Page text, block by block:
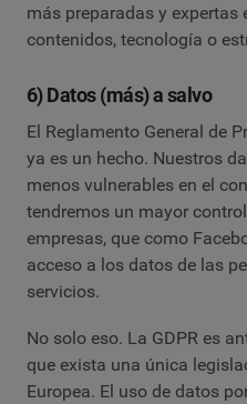
más preparadas y expertas
contenidos, tecnología o
6) Datos (más) a salvo
El Reglamento General de
ya es un hecho. Nuestros
menos vulnerables en el
tendremos un mayor
empresas, que como
acceso a los datos de las
servicios.
No solo eso. La GDPR es
que exista una única
Europea. El uso de datos